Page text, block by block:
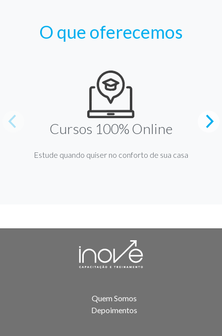
O que oferecemos
Cursos 100% Online
Estude quando quiser no conforto de sua casa
Quem Somos
Depoimentos